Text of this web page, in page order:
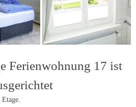
Ferienwohnung 17 ist